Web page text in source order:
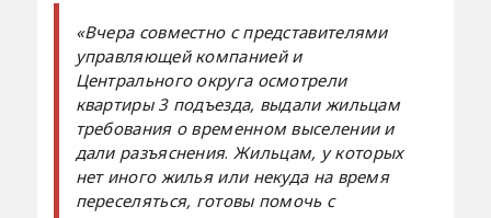
«Вчера совместно с представителями
управляющей компанией и
Центрального округа осмотрели
квартиры 3 подъезда, выдали жильцам
требования о временном выселении и
дали разъяснения.Жильцам, у которых
нет иного жилья или некуда на время
переселяться, готовы помочь с